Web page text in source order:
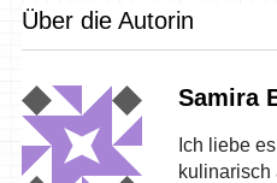
Über die Autorin
Samira
Ich liebe
kulinarisch